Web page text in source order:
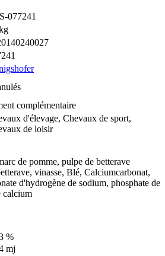
077241
complémentaire
d'élevage, Chevaux de sport,
de loisir
de pomme, pulpe de betterave
vinasse, Blé, Calciumcarbonat,
d'hydrogène de sodium, phosphate de
calcium
%
mj